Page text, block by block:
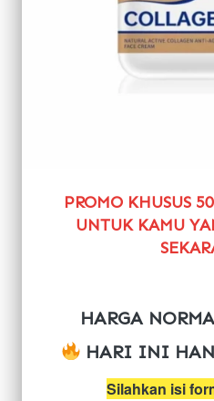
PROMO KHUSUS
UNTUK KAMU
HARGA
HARI INI
Silahkan isi